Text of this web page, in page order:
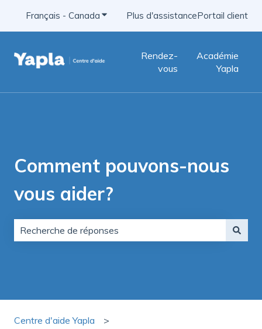
Français - Canada Afficher le sous-menu pour les
Plus d'assistancePortail client
Rendez-
vous
Académie
Yapla
Comment pouvons-nous
vous aider?
Centre d'aide Yapla